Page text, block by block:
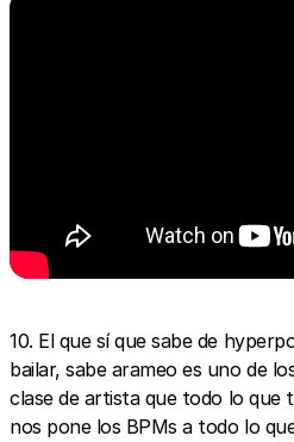
10. El que sí que sabe de
bailar, sabe arameo es uno de
clase de artista que todo lo que
nos pone los BPMs a todo lo